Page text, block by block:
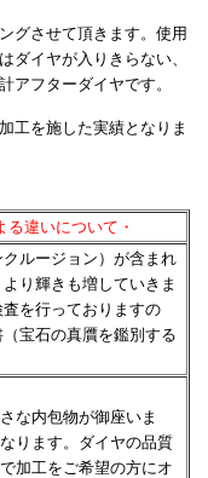
グさせて頂きます。使用
ダイヤが入りきらない、
アフターダイヤです。
工を施した実績となりま
る違いについて・
ルージョン）が含まれ
より輝きも増していきま
を行っておりますの
宝石の真贋を鑑別する
な内包物が御座いま
ります。 ダイヤの品質
加工をご希望の方にオ